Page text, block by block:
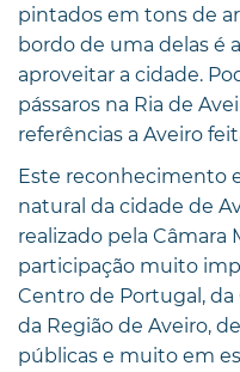
pintados em tons de
bordo de uma delas é
aproveitar a cidade.
pássaros na Ria de
referências a Aveiro
Este reconhecimento
natural da cidade de
realizado pela Câmara
participação muito
Centro de Portugal,
da Região de Aveiro,
públicas e muito em